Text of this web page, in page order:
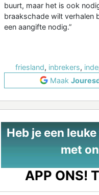
buurt, maar het is ook
braakschade wilt verhalen
een aangifte nodig.”
friesland, inbrekers,
Maak
Heb je een
met
APP ONS!